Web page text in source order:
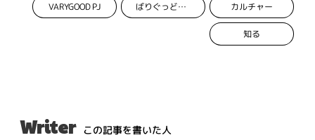
VARYGOOD PJ ばりぐっどくんプロジェクト カルチャー
知る
Writer この記事を書いた人